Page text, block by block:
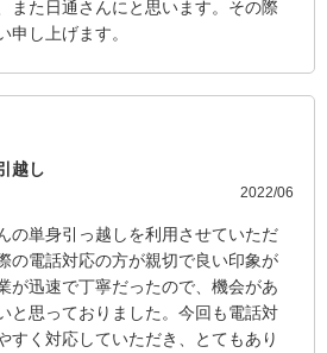
また日通さんにと思います。その際
申し上げます。
越し
2022/06
の単身引っ越しを利用させていただ
の電話対応の方が親切で良い印象が
が迅速で丁寧だったので、機会があ
と思っておりました。今回も電話対
すく対応していただき、とてもあり